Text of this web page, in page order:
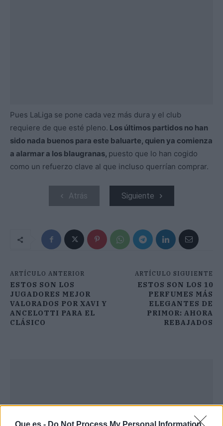
Que.es - Do Not Process My Personal Information
Pues LaLiga se pone cada vez más dura y el club
requiere de que esté pleno. Los últimos partidos no han
sido nada buenos para este baluarte, quien ya comienza
a alarmar a los blaugranas, puesto que lo han cogido
como un refuerzo clave al que incluso querrían comprar.
Atrás Siguiente
ARTÍCULO ANTERIOR
ESTOS SON LOS
JUGADORES MEJOR
VALORADOS POR XAVI Y
ANCELOTTI PARA EL
CLÁSICO
ARTÍCULO SIGUIENTE
ESTOS SON LOS 10
PERFUMES MÁS
ELEGANTES DE
PRIMOR: AHORA
REBAJADOS